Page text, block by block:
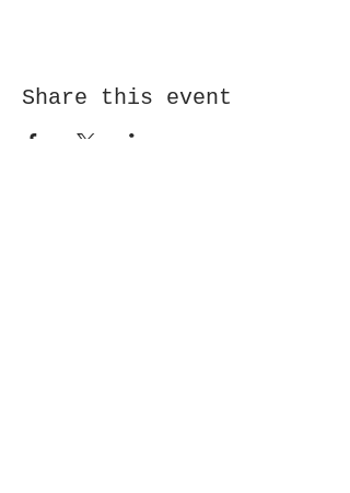
Share this event